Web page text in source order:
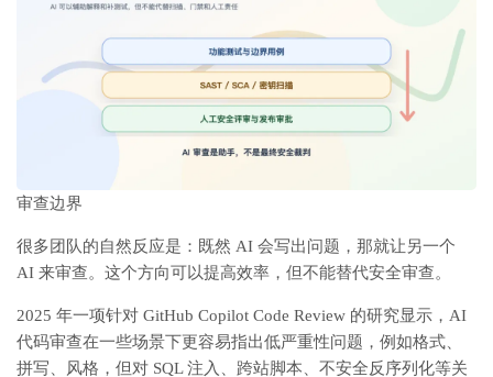
审查边界
很多团队的自然反应是：既然 AI 会写出问题，那就让另一个
AI 来审查。这个方向可以提高效率，但不能替代安全审查。
2025 年一项针对 GitHub Copilot Code Review 的研究显示，AI
代码审查在一些场景下更容易指出低严重性问题，例如格式、
拼写、风格，但对 SQL 注入、跨站脚本、不安全反序列化等关